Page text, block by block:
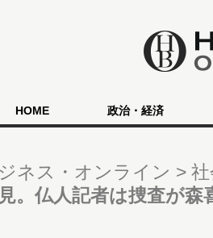
HOME 政治・経済
ネス・オンライン
。仏人記者は捜査が森